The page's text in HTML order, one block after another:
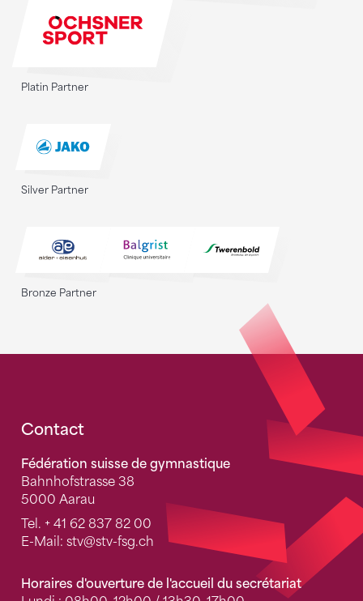
Platin Partner
Silver Partner
Bronze Partner
Fusszeile
Contact
Fédération suisse de gymnastique
Bahnhofstrasse 38
5000 Aarau
Tel. + 41 62 837 82 00
E-Mail: stv@stv-fsg.ch
Horaires d'ouverture de l'accueil du secrétariat